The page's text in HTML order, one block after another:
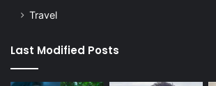
Travel
Last Modified Posts